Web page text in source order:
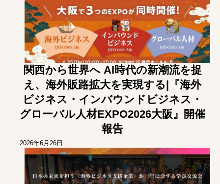
関西から世界へ AI時代の新潮流を捉
え、海外販路拡大を実現する|『海外
ビジネス・インバウンドビジネス・
グローバル人材EXPO2026大阪』開催
報告
2026年6月26日